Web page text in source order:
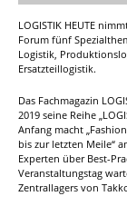
LOGISTIK HEUTE
Forum fünf
Logistik,
Ersatzteillogistik.
Das Fachmagazin
2019 seine Reihe
Anfang macht
bis zur letzten Meile“
Experten über Best-
Veranstaltungstag
Zentrallagers von